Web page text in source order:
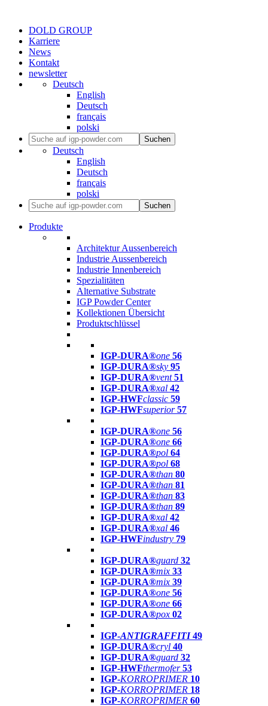
DOLD GROUP
Karriere
News
Kontakt
newsletter
Deutsch
English
Deutsch
français
polski
Suchen
Deutsch
English
Deutsch
français
polski
Suchen
Produkte
Architektur Aussenbereich
Industrie Aussenbereich
Industrie Innenbereich
Spezialitäten
Alternative Substrate
IGP Powder Center
Kollektionen Übersicht
Produktschlüssel
IGP-DURA®one 56
IGP-DURA®sky 95
IGP-DURA®vent 51
IGP-DURA®xal 42
IGP-HWFclassic 59
IGP-HWFsuperior 57
IGP-DURA®one 56
IGP-DURA®one 66
IGP-DURA®pol 64
IGP-DURA®pol 68
IGP-DURA®than 80
IGP-DURA®than 81
IGP-DURA®than 83
IGP-DURA®than 89
IGP-DURA®xal 42
IGP-DURA®xal 46
IGP-HWFindustry 79
IGP-DURA®guard 32
IGP-DURA®mix 33
IGP-DURA®mix 39
IGP-DURA®one 56
IGP-DURA®one 66
IGP-DURA®pox 02
IGP-ANTIGRAFFITI49
IGP-DURA®cryl 40
IGP-DURA®guard 32
IGP-HWFthermofer 53
IGP-KORROPRIMER 10
IGP-KORROPRIMER 18
IGP-KORROPRIMER 60